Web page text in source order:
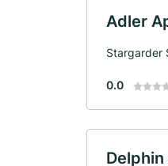
Adler
Stargarder
0.0